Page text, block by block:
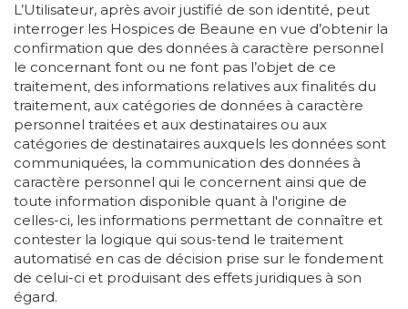
L’Utilisateur, après avoir justifié de son identité, peut
interroger les Hospices de Beaune en vue d’obtenir la
confirmation que des données à caractère personnel
le concernant font ou ne font pas l’objet de ce
traitement, des informations relatives aux finalités du
traitement, aux catégories de données à caractère
personnel traitées et aux destinataires ou aux
catégories de destinataires auxquels les données sont
communiquées, la communication des données à
caractère personnel qui le concernent ainsi que de
toute information disponible quant à l'origine de
celles-ci, les informations permettant de connaître et
contester la logique qui sous-tend le traitement
automatisé en cas de décision prise sur le fondement
de celui-ci et produisant des effets juridiques à son
égard.